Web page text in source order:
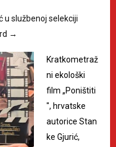
u službenoj selekciji
→
Kratkometraž
ni ekološki
film „Poništiti
", hrvatske
autorice Stan
ke Gjurić,